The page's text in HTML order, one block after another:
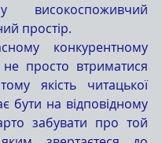
високоспоживчий
простір.
просто втриматися
якість читацької
бути на відповідному
забувати про той